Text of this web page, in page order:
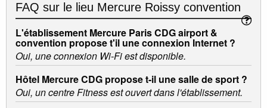
FAQ sur le lieu Mercure Roissy convention
L'établissement Mercure Paris CDG airport &
convention propose t'il une connexion Internet ?
Oui, une connexion Wi-Fi est disponible.
Hôtel Mercure CDG propose t-il une salle de sport ?
Oui, un centre Fitness est ouvert dans l'établissement.